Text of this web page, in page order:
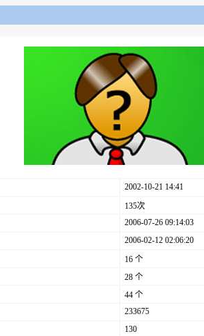
2002-10-21 14:41
135次
2006-07-26 09:14:03
2006-02-12 02:06:20
16 个
28 个
44 个
233675
130